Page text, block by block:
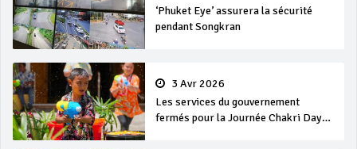
‘Phuket Eye’ assurera la sécurité
pendant Songkran
3 Avr 2026
Les services du gouvernement
fermés pour la Journée Chakri Day